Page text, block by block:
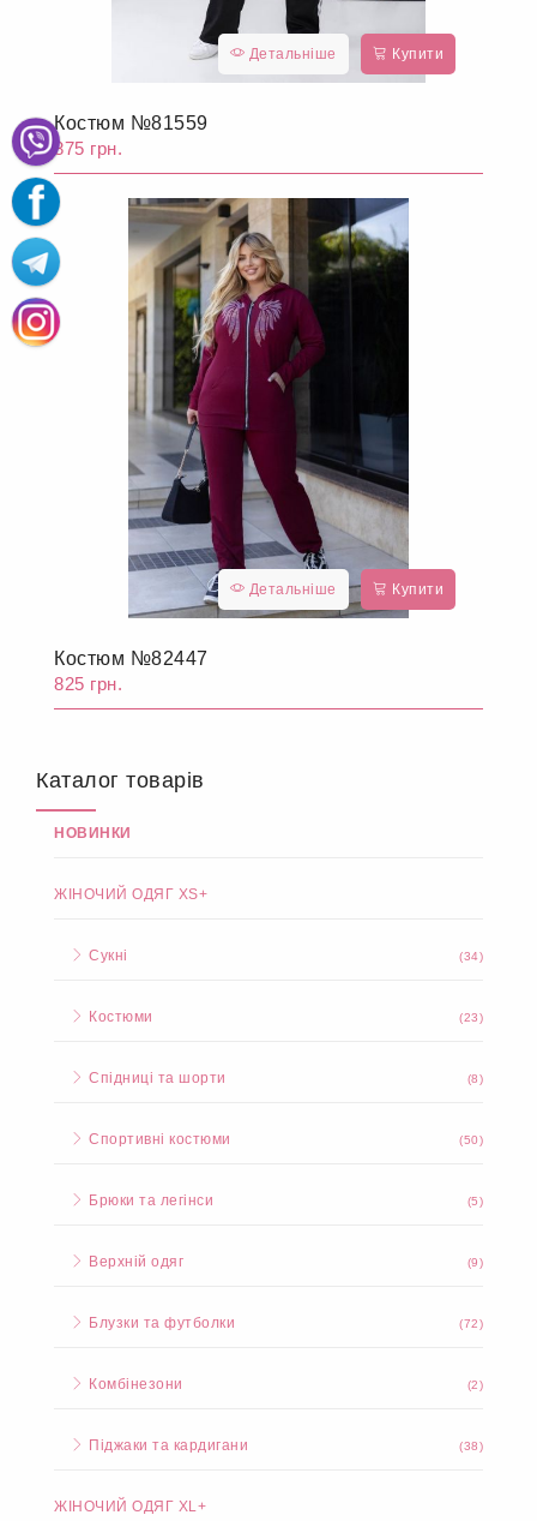
Детальніше Купити
Костюм №81559
875 грн.
Детальніше Купити
Костюм №82447
825 грн.
Каталог товарів
НОВИНКИ
ЖІНОЧИЙ ОДЯГ XS+
Сукні (34)
Костюми (23)
Спідниці та шорти (8)
Спортивні костюми (50)
Брюки та легінси (5)
Верхній одяг (9)
Блузки та футболки (72)
Комбінезони (2)
Піджаки та кардигани (38)
ЖІНОЧИЙ ОДЯГ XL+